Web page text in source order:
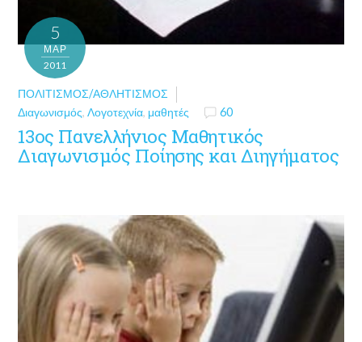
5
ΜΑΡ
2011
ΠΟΛΙΤΙΣΜΌΣ/ΑΘΛΗΤΙΣΜΌΣ
Διαγωνισμός,Λογοτεχνία, μαθητές 60
13ος Πανελλήνιος Μαθητικός
Διαγωνισμός Ποίησης και Διηγήματος